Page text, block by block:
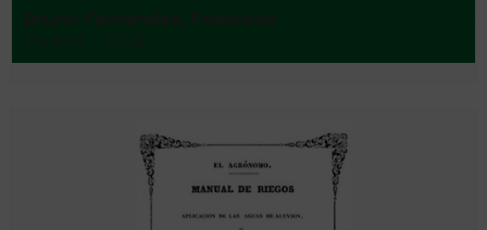
que niegan ser ella remedio particular